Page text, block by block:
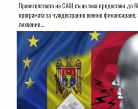
Правителството на САЩ също така предоставя до
програмата за чуждестранно военно
лихвения…